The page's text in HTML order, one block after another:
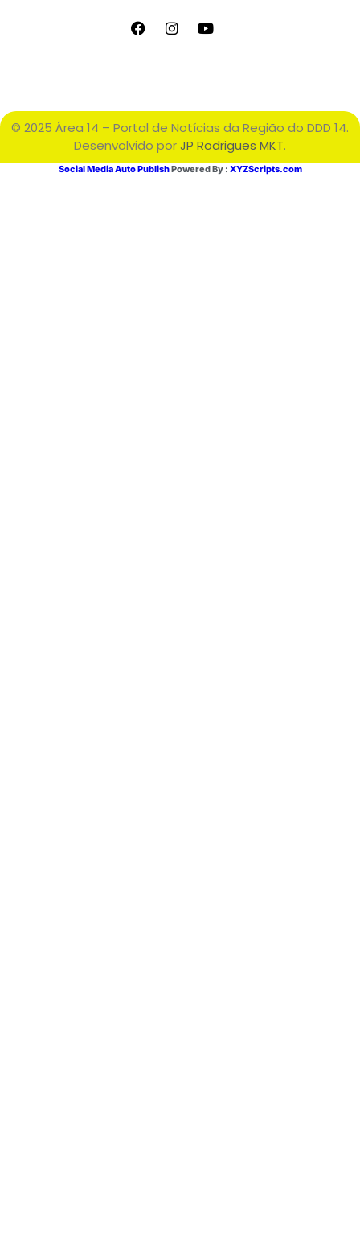
© 2025 Área 14 – Portal de Notícias da Região do DDD 14.
Desenvolvido porJP Rodrigues MKT.
Social Media Auto PublishPowered By : XYZScripts.com